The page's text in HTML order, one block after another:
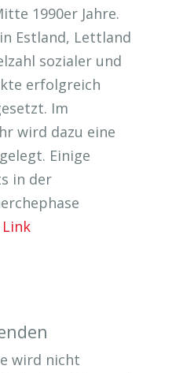
1990er Jahre.
Estland, Lettland
sozialer und
erfolgreich
Im
wird dazu eine
Einige
in der
Link
wird nicht